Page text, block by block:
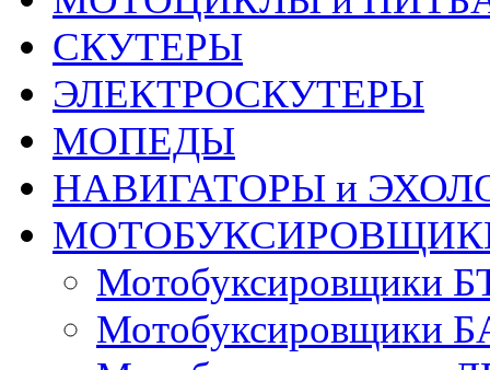
СКУТЕРЫ
ЭЛЕКТРОСКУТЕРЫ
МОПЕДЫ
НАВИГАТОРЫ и
Мотобуксировщики
Мотобуксировщики